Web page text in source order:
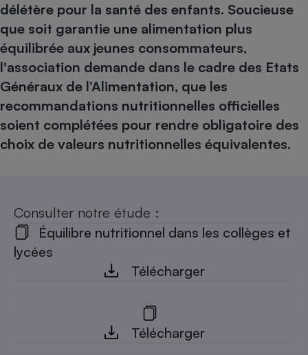
délétère pour la santé des enfants. Soucieuse
que soit garantie une alimentation plus
équilibrée aux jeunes consommateurs,
l'association demande dans le cadre des Etats
Généraux de l’Alimentation, que les
recommandations nutritionnelles officielles
soient complétées pour rendre obligatoire des
choix de valeurs nutritionnelles équivalentes.
Consulter notre étude :
Équilibre nutritionnel dans les collèges et
lycées
Télécharger
Télécharger